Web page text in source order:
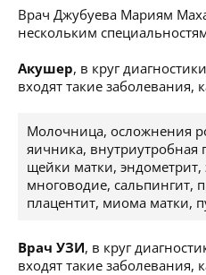
Врач Джубуева Мариям
нескольким
Акушер, в круг
входят такие заболевания,
Молочница, осложнения
яичника, внутриутробная
щейки матки, эндометрит,
многоводие, сальпингит,
плацентит, миома матки,
Врач УЗИ, в круг
входят такие заболевания,